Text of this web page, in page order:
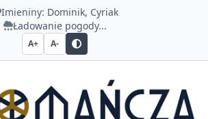
Imieniny: Dominik, Cyriak
Ładowanie pogody...
A+ A-
Urząd Gminy Komańcza